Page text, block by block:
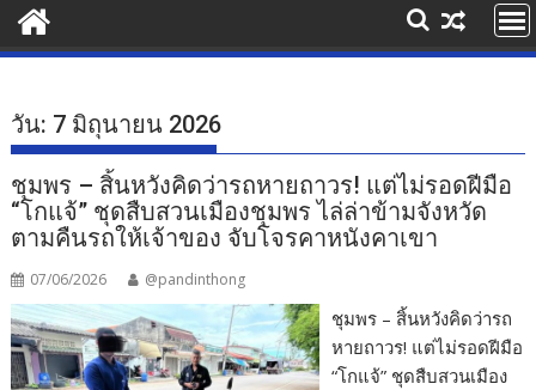
วัน: 7 มิถุนายน 2026
ชุมพร – สิ้นหวังคิดว่ารถหายถาวร! แต่ไม่รอดฝีมือ
“โกแจ้” ชุดสืบสวนเมืองชุมพร ไล่ล่าข้ามจังหวัด
ตามคืนรถให้เจ้าของ จับโจรคาหนังคาเขา
07/06/2026 @pandinthong
ชุมพร – สิ้นหวังคิดว่ารถ
หายถาวร! แต่ไม่รอดฝีมือ
“โกแจ้” ชุดสืบสวนเมือง